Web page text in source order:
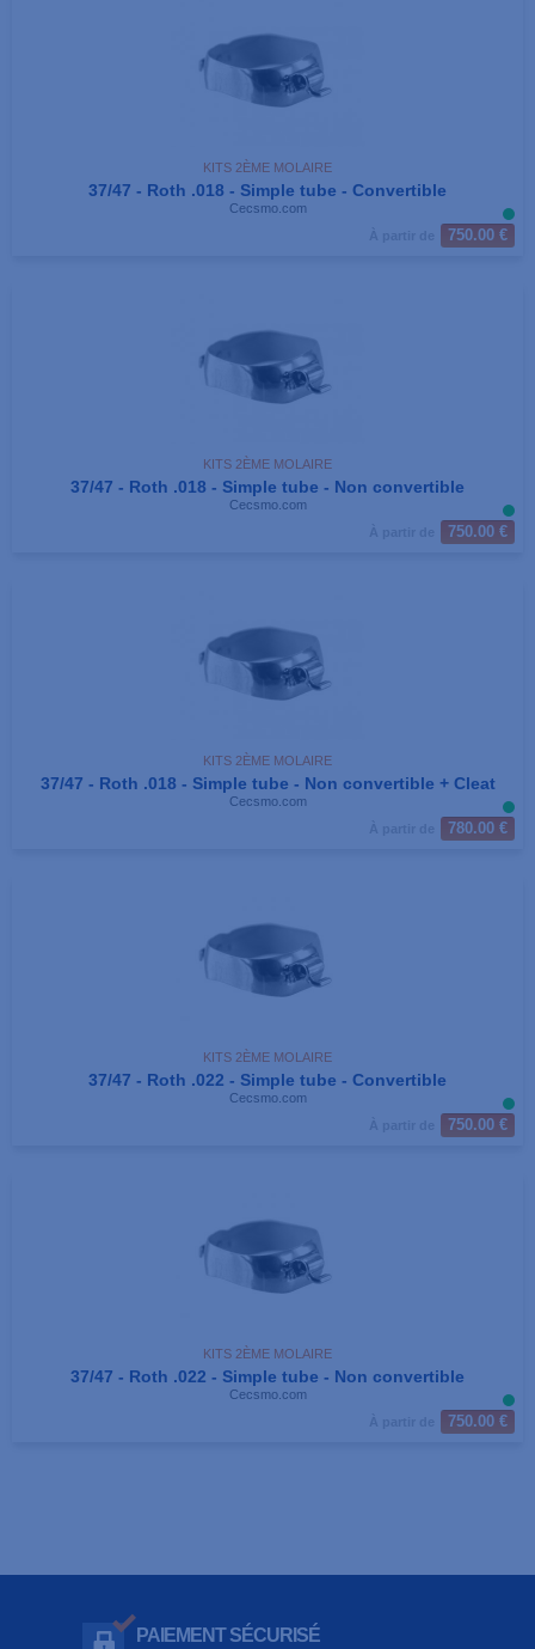
KITS 2ÈME MOLAIRE
37/47 - Roth .018 - Simple tube - Convertible
Cecsmo.com
750.00 €
KITS 2ÈME MOLAIRE
37/47 - Roth .018 - Simple tube - Non convertible
Cecsmo.com
750.00 €
KITS 2ÈME MOLAIRE
37/47 - Roth .018 - Simple tube - Non convertible + Cleat
Cecsmo.com
780.00 €
KITS 2ÈME MOLAIRE
37/47 - Roth .022 - Simple tube - Convertible
Cecsmo.com
750.00 €
KITS 2ÈME MOLAIRE
37/47 - Roth .022 - Simple tube - Non convertible
Cecsmo.com
750.00 €
PAIEMENT SÉCURISÉ